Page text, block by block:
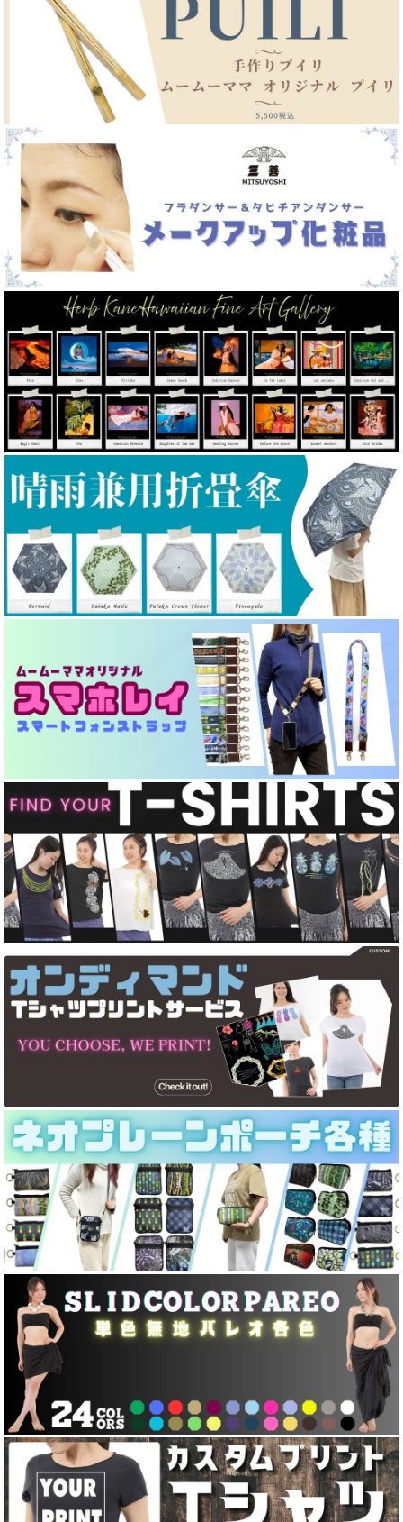
アクセサリー&雑貨
ハワイアン ジュエリー
サンダル&シューズ類
ケイキ（子供）用品各種
CD／DVD／書籍類各種
ハワイアン絵画
ハワイアン雑貨各種
ハワイアンフード
フラ用品カタログ
フラ出演募集 & イベントチケット
カスタムオーダードレス